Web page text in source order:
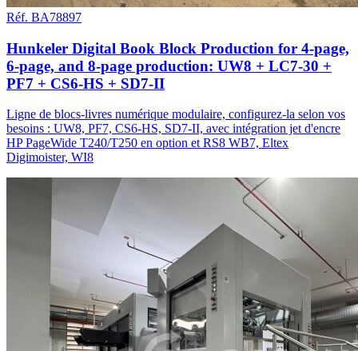
Réf. BA78897
Hunkeler Digital Book Block Production for 4-page,
6-page, and 8-page production: UW8 + LC7-30 +
PF7 + CS6-HS + SD7-II
Ligne de blocs-livres numérique modulaire, configurez-la selon vos
besoins : UW8, PF7, CS6-HS, SD7-II, avec intégration jet d'encre
HP PageWide T240/T250 en option et RS8 WB7, Eltex
Digimoister, WI8